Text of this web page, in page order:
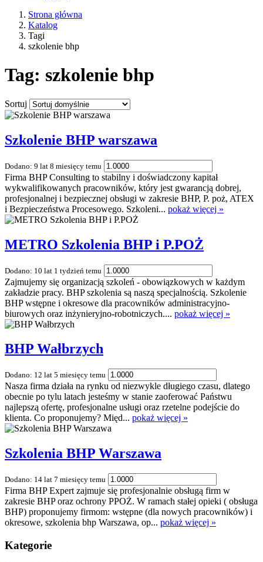
Strona główna
Katalog
Tagi
szkolenie bhp
Tag: szkolenie bhp
Sortuj
Szkolenie BHP warszawa
Dodano: 9 lat 8 miesięcy temu
Firma BHP Consulting to stabilny i doświadczony kapitał
wykwalifikowanych pracowników, który jest gwarancją dobrej,
profesjonalnej i bezpiecznej obsługi w zakresie BHP, P. poż, ATEX
i Bezpieczeństwa Procesowego. Szkoleni... pokaż więcej »
METRO Szkolenia BHP i P.POŻ
Dodano: 10 lat 1 tydzień temu
Zajmujemy się organizacją szkoleń - obowiązkowych w każdym
zakładzie pracy. BHP szkolenia są naszą specjalnością. Szkolenie
BHP wstępne i okresowe dla pracowników administracyjno-
biurowych oraz inżynieryjno-robotniczych.... pokaż więcej »
BHP Wałbrzych
Dodano: 12 lat 5 miesięcy temu
Nasza firma działa na rynku od niezwykle długiego czasu, dlatego
obecnie po tylu latach jesteśmy w stanie zaoferować Państwu
najlepszą ofertę, profesjonalne usługi oraz rzetelne podejście do
klienta. Co proponujemy? Międ... pokaż więcej »
Szkolenia BHP Warszawa
Dodano: 14 lat 7 miesięcy temu
Firma BHP Expert zajmuje się profesjonalnie obsługą firm w
zakresie BHP oraz ochrony PPOŻ. W ramach stałej opieki ( obsługa
BHP) proponujemy firmom: wstępne (dla nowych pracowników) i
okresowe, szkolenia bhp Warszawa, op... pokaż więcej »
Kategorie